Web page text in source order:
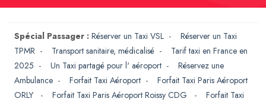
Spécial Passager : Réserver un Taxi VSL - Réserver un Taxi
TPMR - Transport sanitaire, médicalisé - Tarif taxi en France en
2025 - Un Taxi partagé pour l' aéroport - Réservez une
Ambulance - Forfait Taxi Aéroport - Forfait Taxi Paris Aéroport
ORLY
- Forfait Taxi Paris Aéroport Roissy CDG - Forfait Taxi